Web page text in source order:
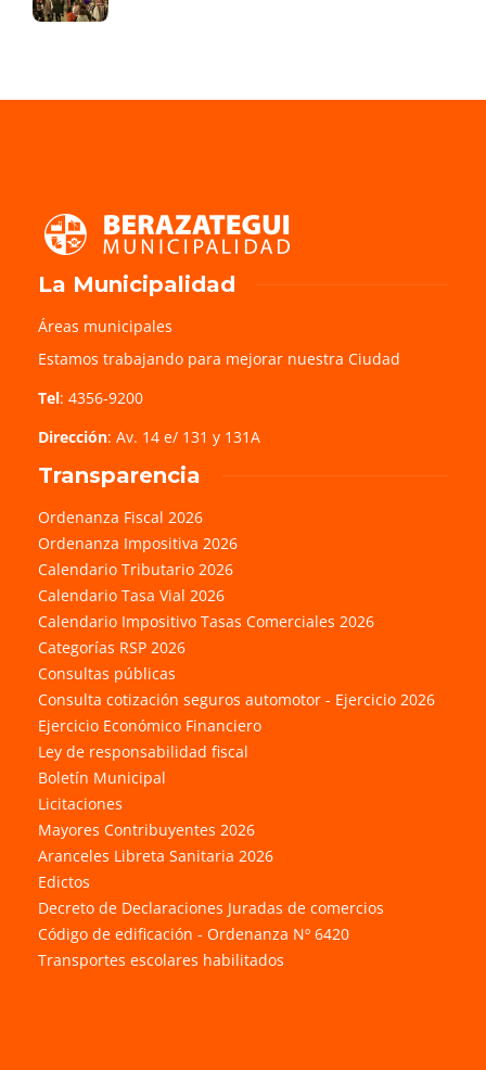
La Municipalidad
Áreas municipales
Estamos trabajando para mejorar nuestra Ciudad
Tel: 4356-9200
Dirección: Av. 14 e/ 131 y 131A
Transparencia
Ordenanza Fiscal 2026
Ordenanza Impositiva 2026
Calendario Tributario 2026
Calendario Tasa Vial 2026
Calendario Impositivo Tasas Comerciales 2026
Categorías RSP 2026
Consultas públicas
Consulta cotización seguros automotor - Ejercicio 2026
Ejercicio Económico Financiero
Ley de responsabilidad fiscal
Boletín Municipal
Licitaciones
Mayores Contribuyentes 2026
Aranceles Libreta Sanitaria 2026
Edictos
Decreto de Declaraciones Juradas de comercios
Código de edificación - Ordenanza Nº 6420
Transportes escolares habilitados